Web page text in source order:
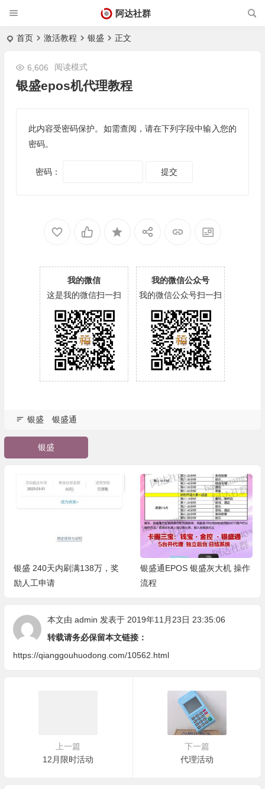
阿达社群
首页 激活教程 银盛 正文
银盛epos机代理教程
6,606 阅读模式
此内容受密码保护。如需查阅，请在下列字段中输入您的
密码。
密码：
我的微信
这是我的微信扫一扫
我的微信公众号
我的微信公众号扫一扫
银盛 银盛通
银盛
银盛 240天内刷满138万，奖
励人工申请
银盛通EPOS 银盛灰大机 操作
流程
本文由 admin 发表于 2019年11月23日 23:35:06
转载请务必保留本文链接：
https://qianggouhuodong.com/10562.html
上一篇
12月限时活动
下一篇
代理活动